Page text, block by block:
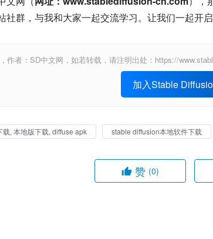
社群，与我和大家一起交流学习。让我们一起开
作者：SD中文网，如若转载，请注明出处：https://
加入Stable
载, 本地版下载, diffuse apk stable diffusion本地软件下载
赞 (0)